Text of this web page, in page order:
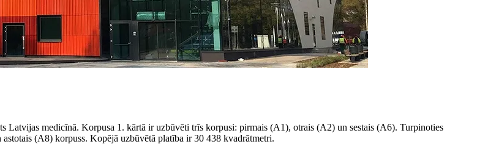
Latvijas medicīnā. Korpusa 1. kārtā ir uzbūvēti trīs korpusi: pirmais (A1), otrais (A2) un sestais (A6). Turpinoties
(A8) korpuss. Kopējā uzbūvētā platība ir 30 438 kvadrātmetri.